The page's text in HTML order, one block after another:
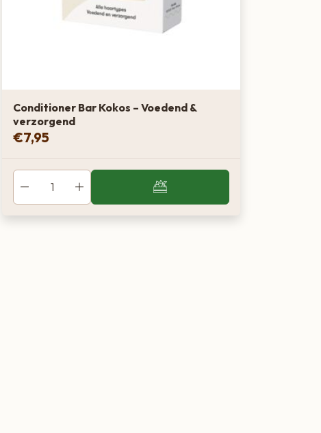
Conditioner Bar Kokos – Voedend &
verzorgend
€7,95